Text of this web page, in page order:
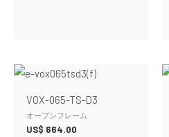
VOX-065-TS-D3
オープンフレーム
US$ 664.00